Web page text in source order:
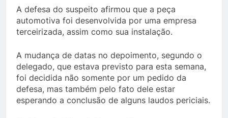
A defesa do suspeito afirmou que a peça
automotiva foi desenvolvida por uma empresa
terceirizada, assim como sua instalação.
A mudança de datas no depoimento, segundo o
delegado, que estava previsto para esta semana,
foi decidida não somente por um pedido da
defesa, mas também pelo fato dele estar
esperando a conclusão de alguns laudos periciais.